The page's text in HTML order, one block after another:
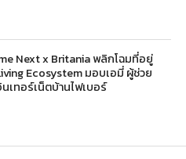
Next x Britania พลิกโฉมที่อยู่
Ecosystem มอบเอมี่ ผู้ช่วย
เทอร์เน็ตบ้านไฟเบอร์